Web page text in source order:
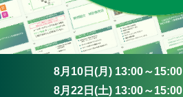
8月10日(月) 13:00～15:00
8月22日(土) 13:00～15:00